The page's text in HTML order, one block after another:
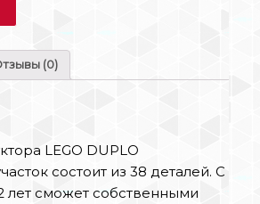
(0)
LEGO DUPLO
состоит из 38 деталей. С
лет сможет собственными